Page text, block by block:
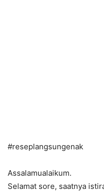
#reseplangsungenak
Assalamualaikum.
Selamat sore, saatnya